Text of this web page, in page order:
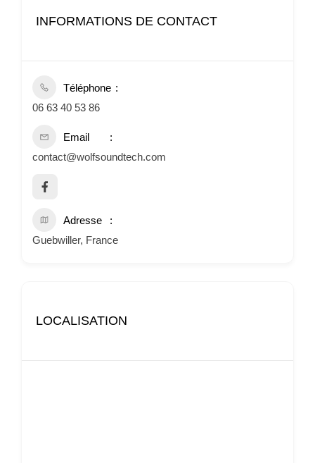
INFORMATIONS DE CONTACT
Téléphone
06 63 40 53 86
Email
contact@wolfsoundtech.com
Adresse
Guebwiller, France
LOCALISATION